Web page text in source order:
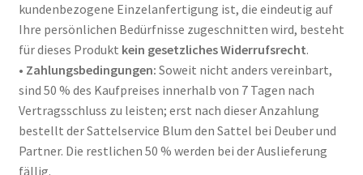
kundenbezogene Einzelanfertigung ist, die eindeutig auf
Ihre persönlichen Bedürfnisse zugeschnitten wird, besteht
für dieses Produkt kein gesetzliches Widerrufsrecht.
• Zahlungsbedingungen: Soweit nicht anders vereinbart,
sind 50 % des Kaufpreises innerhalb von 7 Tagen nach
Vertragsschluss zu leisten; erst nach dieser Anzahlung
bestellt der Sattelservice Blum den Sattel bei Deuber und
Partner. Die restlichen 50 % werden bei der Auslieferung
fällig.